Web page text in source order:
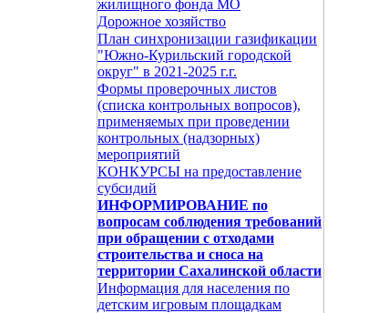
жилищного фонда МО
Дорожное хозяйство
План синхронизации газификации
"Южно-Курильский городской
округ" в 2021-2025 г.г.
Формы проверочных листов
(списка контрольных вопросов),
применяемых при проведении
контрольных (надзорных)
мероприятий
КОНКУРСЫ на предоставление
субсидий
ИНФОРМИРОВАНИЕ по
вопросам соблюдения требований
при обращении с отходами
строительства и сноса на
территории Сахалинской области
Информация для населения по
детским игровым площадкам